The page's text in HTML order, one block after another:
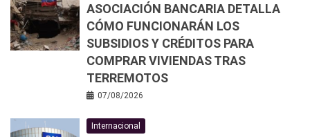
ASOCIACIÓN BANCARIA DETALLA
CÓMO FUNCIONARÁN LOS
SUBSIDIOS Y CRÉDITOS PARA
COMPRAR VIVIENDAS TRAS
TERREMOTOS
07/08/2026
Internacional